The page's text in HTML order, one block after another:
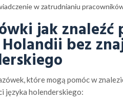
w zatrudnianiu
jak
Holandii bez
które mogą pomóc w
języka holenderskiego: